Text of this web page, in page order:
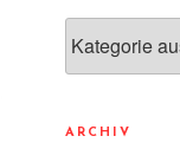
ARCHIV